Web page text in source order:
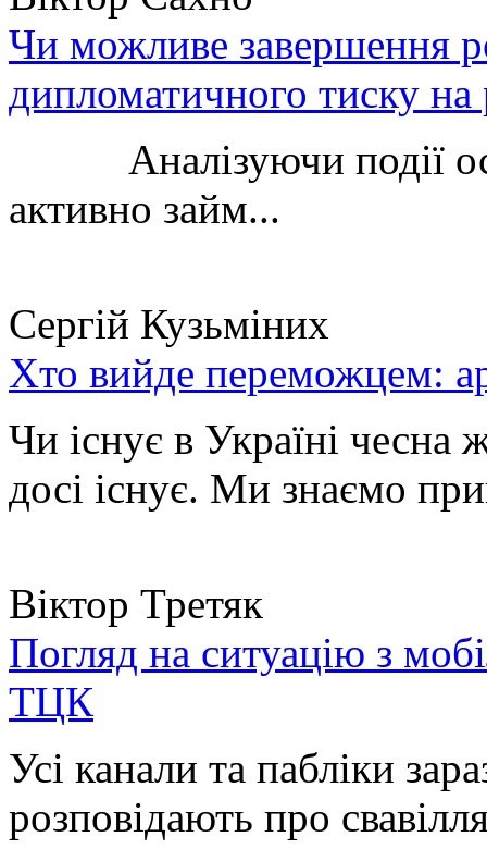
Чи можливе завершення
дипломатичного тиску
Аналізуючи події
активно займ...
Сергій Кузьміних
Хто вийде переможцем:
Чи існує в Україні чесна
досі існує. Ми знаємо
Віктор Третяк
Погляд на ситуацію з
ТЦК
Усі канали та пабліки
розповідають про